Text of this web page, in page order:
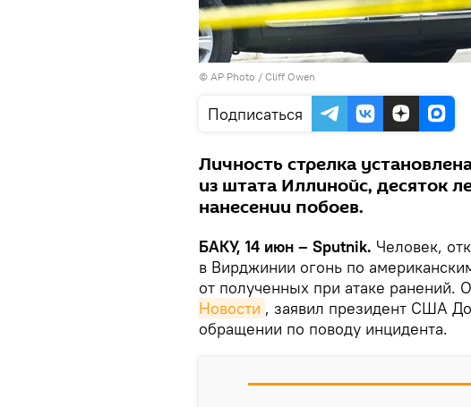
© AP Photo / Cliff Owen
Подписаться
Личность стрелка
из штата Иллинойс, десяток
нанесении побоев.
БАКУ, 14 июн – Sputnik. Человек,
в Вирджинии огонь по
от полученных при атаке ранений.
Новости , заявил президент США
обращении по поводу инцидента.